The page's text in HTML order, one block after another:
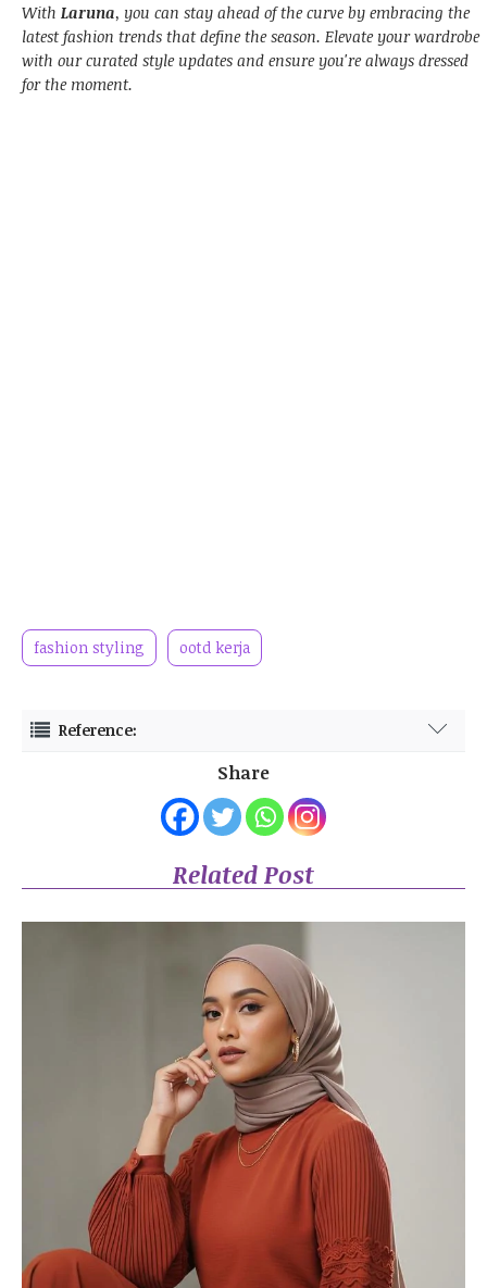
With Laruna, you can stay ahead of the curve by embracing the
latest fashion trends that define the season. Elevate your wardrobe
with our curated style updates and ensure you're always dressed
for the moment.
fashion styling ootd kerja
Reference:
https://hbr.org/2022/09/the-new-rules-of-work-clothes
https://sg.jobstreet.com/career-advice/article/what-is-business-
casual-attire-a-guide-for-women
https://resources.twc.edu/articles/what-should-i-wear-to-work
https://www.fibre2fashion.com/industry-article/10306/workwear-
Share
Related Post